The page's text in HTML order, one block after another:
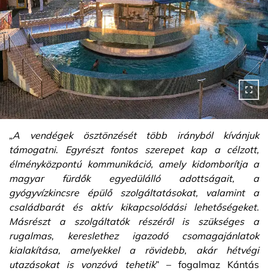
„A vendégek ösztönzését több irányból kívánjuk
támogatni. Egyrészt fontos szerepet kap a célzott,
élményközpontú kommunikáció, amely kidomborítja a
magyar fürdők egyedülálló adottságait, a
gyógyvízkincsre épülő szolgáltatásokat, valamint a
családbarát és aktív kikapcsolódási lehetőségeket.
Másrészt a szolgáltatók részéről is szükséges a
rugalmas, kereslethez igazodó csomagajánlatok
kialakítása, amelyekkel a rövidebb, akár hétvégi
utazásokat is vonzóvá tehetik” – fogalmaz Kántás